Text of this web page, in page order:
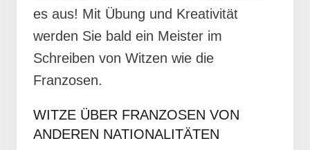
es aus! Mit Übung und Kreativität
werden Sie bald ein Meister im
Schreiben von Witzen wie die
Franzosen.
WITZE ÜBER FRANZOSEN VON
ANDEREN NATIONALITÄTEN